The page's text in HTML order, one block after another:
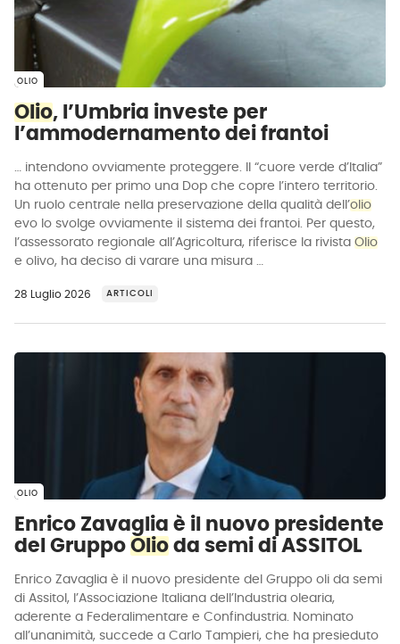
OLIO
Olio, l’Umbria investe per
l’ammodernamento dei frantoi
… intendono ovviamente proteggere. Il “cuore verde d’Italia”
ha ottenuto per primo una Dop che copre l’intero territorio.
Un ruolo centrale nella preservazione della qualità dell’olio
evo lo svolge ovviamente il sistema dei frantoi. Per questo,
l’assessorato regionale all’Agricoltura, riferisce la rivista Olio
e olivo, ha deciso di varare una misura …
28 Luglio 2026 ARTICOLI
OLIO
Enrico Zavaglia è il nuovo presidente
del Gruppo Olio da semi di ASSITOL
Enrico Zavaglia è il nuovo presidente del Gruppo oli da semi
di Assitol, l’Associazione Italiana dell’Industria olearia,
aderente a Federalimentare e Confindustria. Nominato
all’unanimità, succede a Carlo Tampieri, che ha presieduto